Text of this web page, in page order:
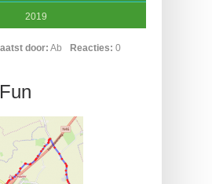
2019
door: Ab Reacties: 0